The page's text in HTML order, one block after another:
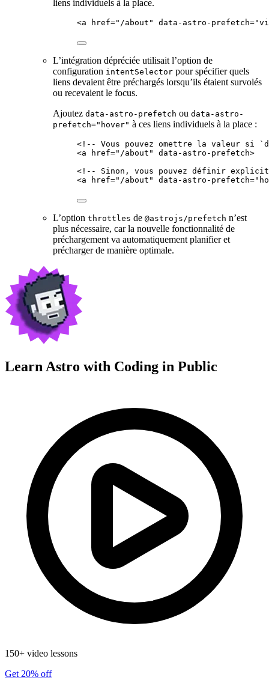
liens individuels à la place.
<a href=" /about " data-astro-prefetch="
L’intégration dépréciée utilisait l’option de
configuration intentSelector pour spécifier quels
liens devaient être préchargés lorsqu’ils étaient survolés
ou recevaient le focus.
Ajoutez data-astro-prefetch ou data-astro-
prefetch="hover" à ces liens individuels à la place :
<!-- Vous pouvez omettre la valeur si
<a href=" /about " data-astro-prefetch>
<!-- Sinon, vous pouvez définir
<a href=" /about " data-astro-prefetch="
L’option throttles de @astrojs/prefetch n’est
plus nécessaire, car la nouvelle fonctionnalité de
préchargement va automatiquement planifier et
précharger de manière optimale.
Learn Astro with Coding in Public
150+ video lessons
Get 20% off